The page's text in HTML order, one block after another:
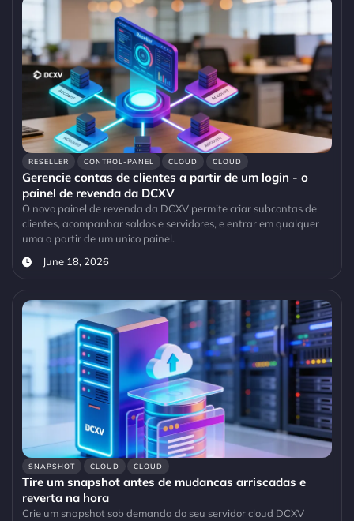
RESELLER CONTROL-PANEL CLOUD CLOUD
Gerencie contas de clientes a partir de um login - o
painel de revenda da DCXV
O novo painel de revenda da DCXV permite criar subcontas de
clientes, acompanhar saldos e servidores, e entrar em qualquer
uma a partir de um unico painel.
June 18, 2026
SNAPSHOT CLOUD CLOUD
Tire um snapshot antes de mudancas arriscadas e
reverta na hora
Crie um snapshot sob demanda do seu servidor cloud DCXV